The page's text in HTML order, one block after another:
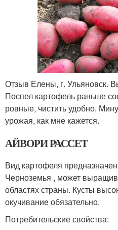
Отзыв Елены, г. Ульяновск.
Поспел картофель раньше
ровные, чистить удобно.
урожая, как мне кажется.
АЙВОРИ РАССЕТ
Вид картофеля
Черноземья , может
областях страны. Кусты
окучивание обязательно.
Потребительские свойства: